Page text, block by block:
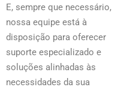
E, sempre que necessário,
nossa equipe está à
disposição para oferecer
suporte especializado e
soluções alinhadas às
necessidades da sua